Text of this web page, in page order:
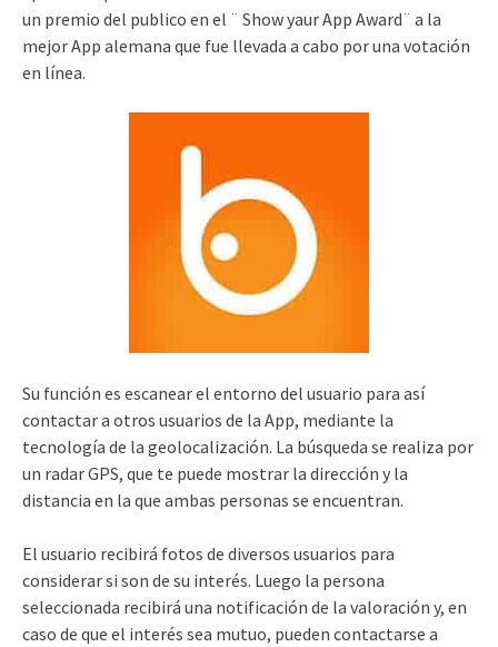
un premio del publico en el ¨ Show yaur App Award¨ a la
mejor App alemana que fue llevada a cabo por una votación
en línea.
Su función es escanear el entorno del usuario para así
contactar a otros usuarios de la App, mediante la
tecnología de la geolocalización. La búsqueda se realiza por
un radar GPS, que te puede mostrar la dirección y la
distancia en la que ambas personas se encuentran.
El usuario recibirá fotos de diversos usuarios para
considerar si son de su interés. Luego la persona
seleccionada recibirá una notificación de la valoración y, en
caso de que el interés sea mutuo, pueden contactarse a